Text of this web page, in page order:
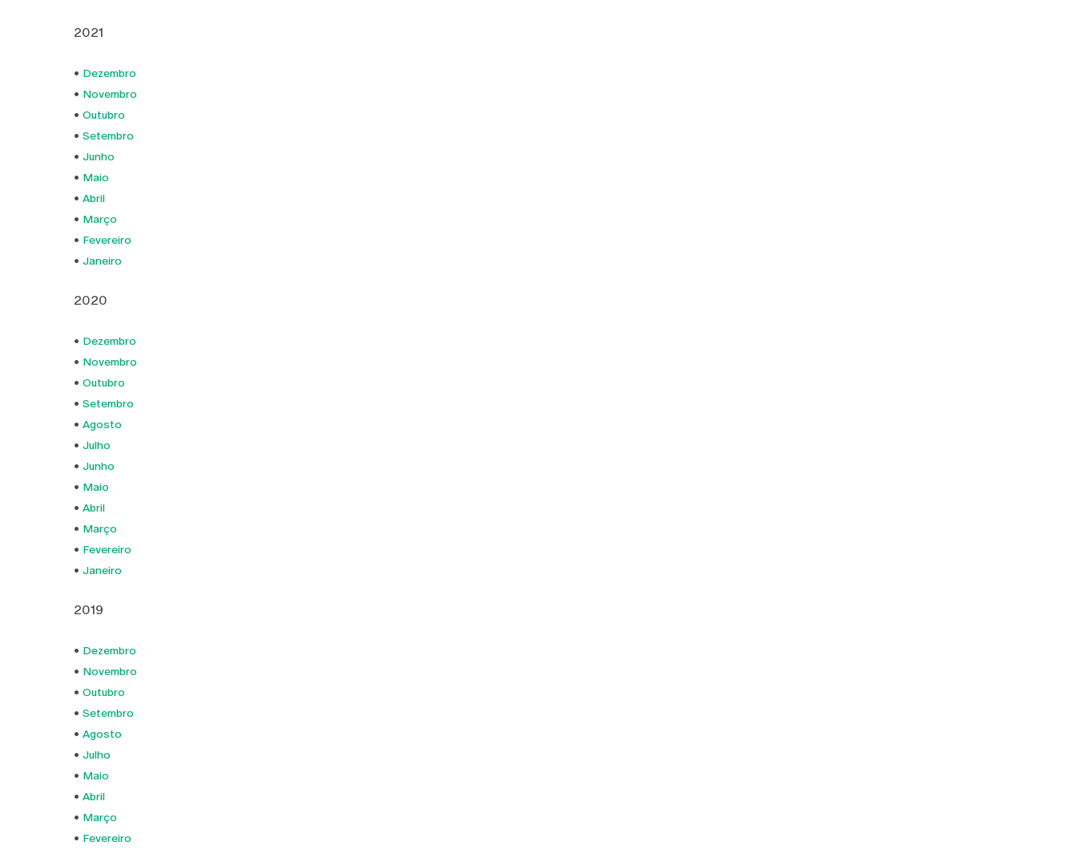
2021
• Dezembro
• Novembro
• Outubro
• Setembro
• Junho
• Maio
• Abril
• Março
• Fevereiro
• Janeiro
2020
• Dezembro
• Novembro
• Outubro
• Setembro
• Agosto
• Julho
• Junho
• Maio
• Abril
• Março
• Fevereiro
• Janeiro
2019
• Dezembro
• Novembro
• Outubro
• Setembro
• Agosto
• Julho
• Maio
• Abril
• Março
• Fevereiro